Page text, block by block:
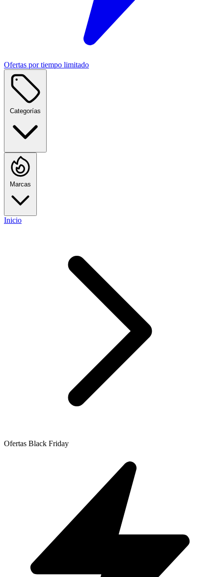
Ofertas por tiempo limitado
Categorías
Marcas
Inicio
Ofertas Black Friday